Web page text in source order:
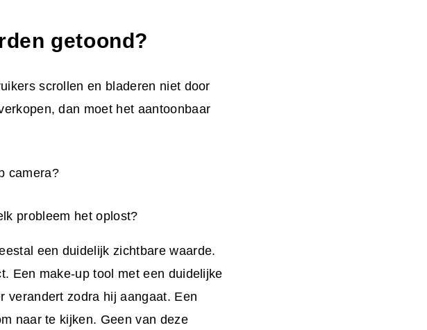
getoond?
scrollen en bladeren niet door
dan moet het aantoonbaar
camera?
probleem het oplost?
een duidelijk zichtbare waarde.
Een make-up tool met een duidelijke
verandert zodra hij aangaat. Een
naar te kijken. Geen van deze